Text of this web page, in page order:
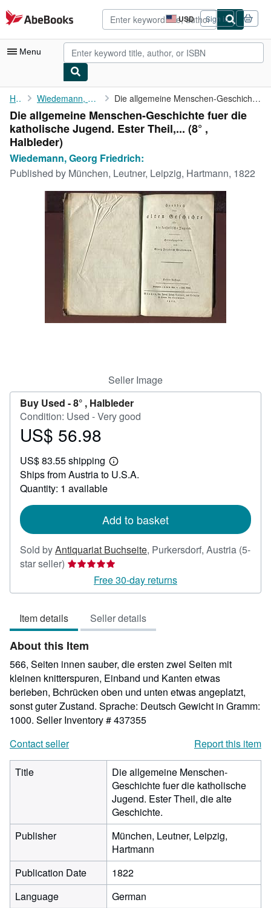
Skip to main content
AbeBooks.com USD
Site
shopping
preferences
Sign in
Menu
My Account
My Purchases
Advanced Search
Browse Collections
Art & Collectibles
CLOSE
Home Wiedemann, Georg Friedrich: Die allgemeine Menschen-Geschichte fuer die katholische Jugend. ...
Die allgemeine Menschen-Geschichte fuer die
katholische Jugend. Ester Theil,... (8° ,
Halbleder)
Wiedemann, Georg Friedrich:
Published by München, Leutner, Leipzig, Hartmann, 1822
Seller Image
Buy Used -8° , Halbleder
Condition: Used - Very good
Price
56.98
US$ 56.98
US$ 83.55 shipping
Learn
more
Ships from Austria to U.S.A.
Quantity: 1 available
Add to basket
Sold byAntiquariat Buchseite, Purkersdorf, Austria (5-
star seller) Seller
5
of
5
stars
Free 30-day returns
Item details Seller details
About this Item
566, Seiten innen sauber, die ersten zwei Seiten mit
kleinen knitterspuren, Einband und Kanten etwas
berieben, Bchrücken oben und unten etwas angeplatzt,
sonst guter Zustand. Sprache: Deutsch Gewicht in Gramm:
1000. Seller Inventory # 437355
Contact seller
Report this item
Title
Die allgemeine Menschen-
Geschichte fuer die katholische
Jugend. Ester Theil, die alte
Geschichte.
Publisher
München, Leutner, Leipzig,
Hartmann
Publication Date
1822
Language
German